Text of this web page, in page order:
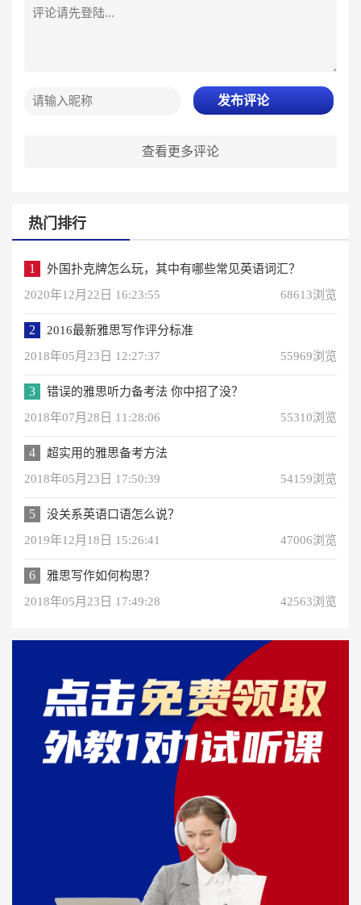
发布评论
查看更多评论
热门排行
1
外国扑克牌怎么玩，其中有哪些常见英语词汇？
2020年12月22日 16:23:55
68613浏览
2
2016最新雅思写作评分标准
2018年05月23日 12:27:37
55969浏览
3
错误的雅思听力备考法 你中招了没？
2018年07月28日 11:28:06
55310浏览
4
超实用的雅思备考方法
2018年05月23日 17:50:39
54159浏览
5
没关系英语口语怎么说？
2019年12月18日 15:26:41
47006浏览
6
雅思写作如何构思？
2018年05月23日 17:49:28
42563浏览